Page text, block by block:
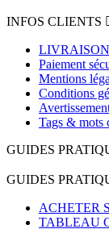
INFOS CLIENTS
Paiement
Mentions
Conditions
Tags & mots
GUIDES
GUIDES
ACHETER
TABLEAU